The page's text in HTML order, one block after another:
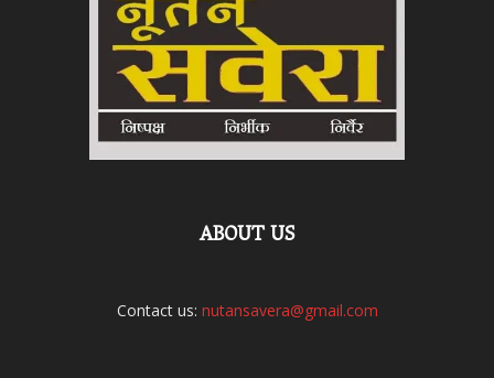
ABOUT US
Contact us: nutansavera@gmail.com